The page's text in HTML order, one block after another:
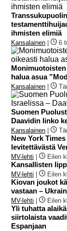
ihmisten elimiä
Kansalainen 6
halua asua
Kansalainen
Suomen
Daavidin linko
Kansalainen
New York
levitettävästä
MV-lehti Eilen
Kansallisten
MV-lehti Eilen
Kiovan joukot
vastaan –
MV-lehti Eilen
Yli tuhatta
siirtolaista
Espanjaan